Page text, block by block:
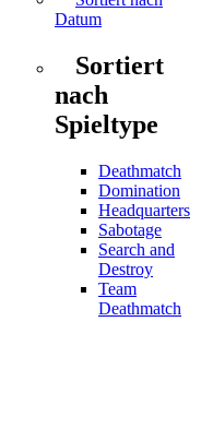
Datum
Sortiert
nach
Spieltype
Deathmatch
Domination
Headquarters
Sabotage
Search and
Destroy
Team
Deathmatch